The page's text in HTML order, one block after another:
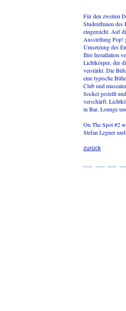
Für den zweiten
StudentInnen des
eingereicht. Auf
Ausstellung Pop!
Umsetzung des
Ihre Installation
Lichtkörper, der
verstärkt. Die
eine typische
Club und
Sockel gestellt
verschärft.
in Bar, Lounge
On The Spot #2
Stefan Legner
zurück